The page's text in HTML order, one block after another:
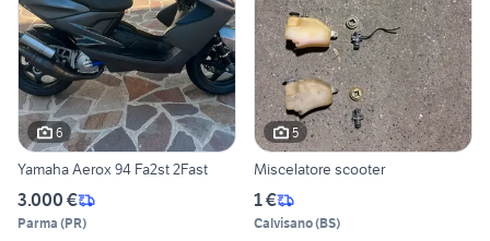
6
Yamaha Aerox 94 Fa2st 2Fast
3.000 €
Parma (PR)
5
Miscelatore scooter
1 €
Calvisano(BS)